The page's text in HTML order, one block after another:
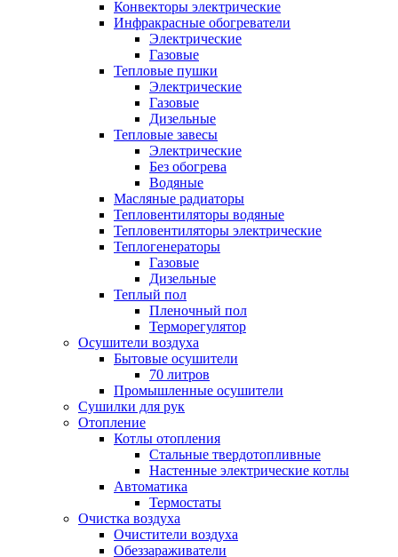
Конвекторы электрические
Инфракрасные обогреватели
Электрические
Газовые
Тепловые пушки
Электрические
Газовые
Дизельные
Тепловые завесы
Электрические
Без обогрева
Водяные
Масляные радиаторы
Тепловентиляторы водяные
Тепловентиляторы электрические
Теплогенераторы
Газовые
Дизельные
Теплый пол
Пленочный пол
Терморегулятор
Осушители воздуха
Бытовые осушители
70 литров
Промышленные осушители
Сушилки для рук
Отопление
Котлы отопления
Стальные твердотопливные
Настенные электрические котлы
Автоматика
Термостаты
Очистка воздуха
Очистители воздуха
Обеззараживатели